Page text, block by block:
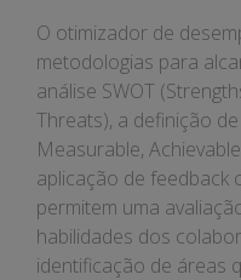
O otimizador de
metodologias para
análise SWOT
Threats), a definição
Measurable,
aplicação de feedback
permitem uma
habilidades dos
identificação de áreas